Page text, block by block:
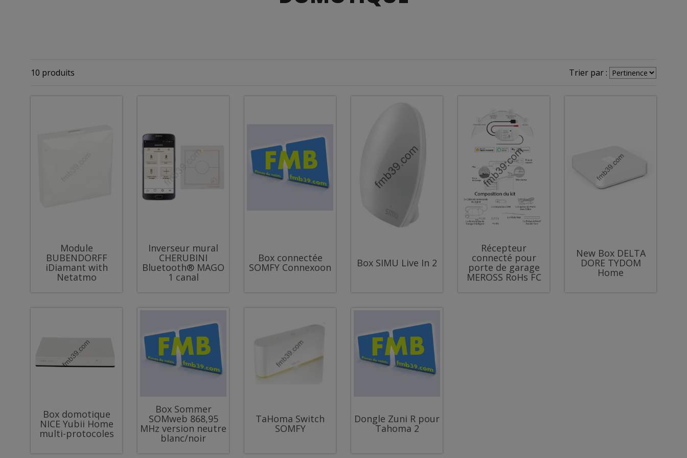
10 produits Trier par :
Module
BUBENDORFF
iDiamant with
Netatmo
Inverseur mural
CHERUBINI
Bluetooth® MAGO
1 canal
Box connectée
SOMFY Connexoon Box SIMU Live In 2
Récepteur
connecté pour
porte de garage
MEROSS RoHs FC
New Box DELTA
DORE TYDOM
Home
Box domotique
NICE Yubii Home
multi-protocoles
Box Sommer
SOMweb 868,95
MHz version neutre
blanc/noir
TaHoma Switch
SOMFY
Dongle Zuni R pour
Tahoma 2